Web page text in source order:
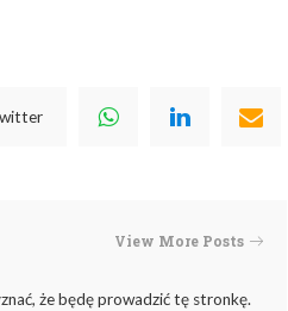
View More Posts
że będę prowadzić tę stronkę.